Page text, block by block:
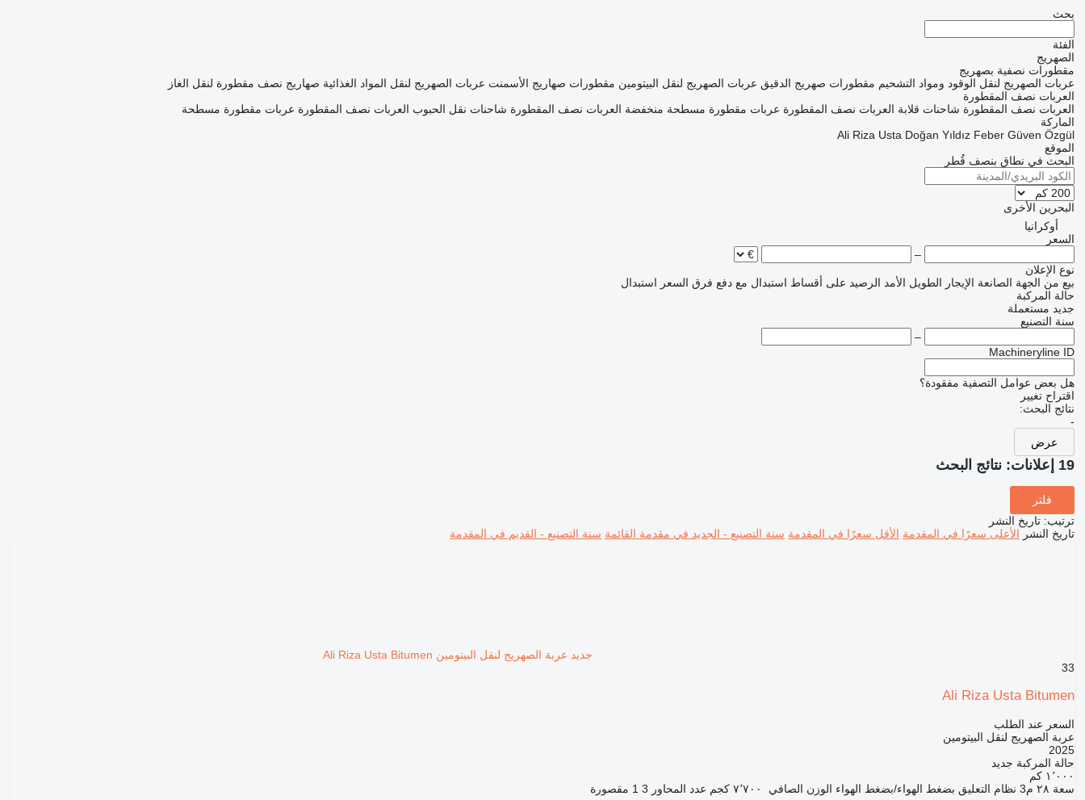
بحث
الفئة
الصهريج
مقطورات نصفية بصهريج
عربات الصهريج لنقل الوقود ومواد التشحيم مقطورات صهريج الدقيق عربات الصهريج لنقل البيتومين مقطورات صهاريج الأسمنت عربات الصهريج لنقل المواد الغذائية صهاريج نصف مقطورة لنقل الغاز
العربات نصف المقطورة
العربات نصف المقطورة شاحنات قلابة العربات نصف المقطورة عربات مقطورة مسطحة منخفضة العربات نصف المقطورة شاحنات نقل الحبوب العربات نصف المقطورة عربات مقطورة مسطحة
الماركة
Ali Riza Usta Doğan Yıldız Feber Güven Özgül
الموقع
البحث في نطاق بنصف قُطر
البحرين الأخرى
أوكرانيا
السعر
–
نوع الإعلان
بيع من الجهة الصانعة الإيجار الطويل الأمد الرصيد على أقساط استبدال مع دفع فرق السعر استبدال
حالة المركبة
جديد مستعملة
سنة التصنيع
–
Machineryline ID
هل بعض عوامل التصفية مفقودة؟
اقتراح تغيير
نتائج البحث:
-
عرض
19 إعلانات: نتائج البحث
فلتر
ترتيب: تاريخ النشر
تاريخ النشر الأعلى سعرًا في المقدمة الأقل سعرًا في المقدمة سنة التصنيع - الجديد في مقدمة القائمة سنة التصنيع - القديم في المقدمة
جديد عربة الصهريج لنقل البيتومين Ali Riza Usta Bitumen
33
Ali Riza Usta Bitumen
السعر عند الطلب
عربة الصهريج لنقل البيتومين
2025
حالة المركبة جديد
١٬٠٠٠ كم
سعة ٢٨ م3 نظام التعليق بضغط الهواء/بضغط الهواء الوزن الصافي ٧٬٧٠٠ كجم عدد المحاور 3 1 مقصورة